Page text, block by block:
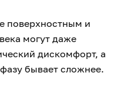
поверхностным и
могут даже
дискомфорт, а
бывает сложнее.